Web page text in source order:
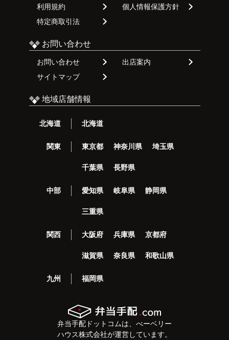
利用規約
個人情報保護方針
特定商取引法
お問い合わせ
お問い合わせ
出店案内
サイトマップ
地域店舗情報
北海道 北海道
関東 東京都 神奈川県 埼玉県
千葉県 長野県
中部 愛知県 岐阜県 静岡県
三重県
関西 大阪府 兵庫県 京都府
滋賀県 奈良県 和歌山県
九州 福岡県
弁当手配ドットコムは、べーベリー
ハウス株式会社が運営しています。